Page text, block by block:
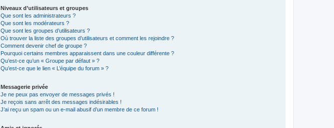
Niveaux d’utilisateurs et groupes
Que sont les administrateurs ?
Que sont les modérateurs ?
Que sont les groupes d’utilisateurs ?
Où trouver la liste des groupes d’utilisateurs et comment les rejoindre ?
Comment devenir chef de groupe ?
Pourquoi certains membres apparaissent dans une couleur différente ?
Qu’est-ce qu’un « Groupe par défaut » ?
Qu’est-ce que le lien « L’équipe du forum » ?
Messagerie privée
Je ne peux pas envoyer de messages privés !
Je reçois sans arrêt des messages indésirables !
J’ai reçu un spam ou un e-mail abusif d’un membre de ce forum !